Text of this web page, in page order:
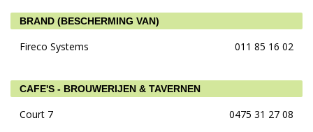
BRAND (BESCHERMING VAN)
Fireco Systems 011 85 16 02
CAFE'S - BROUWERIJEN & TAVERNEN
Court 7
0475 31 27 08